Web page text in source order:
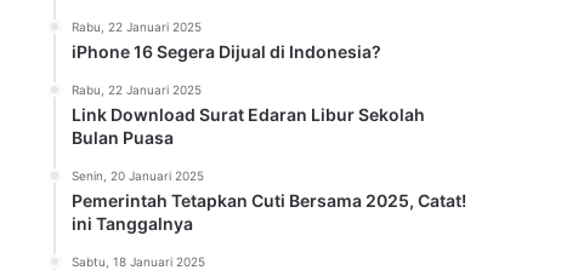
Rabu, 22 Januari 2025
iPhone 16 Segera Dijual di Indonesia?
Rabu, 22 Januari 2025
Link Download Surat Edaran Libur Sekolah
Bulan Puasa
Senin, 20 Januari 2025
Pemerintah Tetapkan Cuti Bersama 2025, Catat!
ini Tanggalnya
Sabtu, 18 Januari 2025